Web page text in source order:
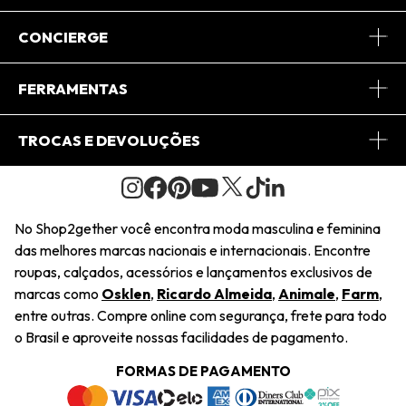
Sobre Nós
Journal
Saiu na Mídia
Sustentabilidade
Navegando
Termos e Condições
CONCIERGE
Central de Relacionamento
Regulamento e Promoções
FERRAMENTAS
Minha Conta
Pedido de Presente
Wishlist
TROCAS E DEVOLUÇÕES
Condições Gerais
Troca Fácil
Restituição de Pagamento
Dúvidas Frequentes
Termos e Condições
No Shop2gether você encontra moda masculina e feminina
das melhores marcas nacionais e internacionais. Encontre
roupas, calçados, acessórios e lançamentos exclusivos de
marcas como Osklen, Ricardo Almeida, Animale, Farm,
entre outras. Compre online com segurança, frete para todo
o Brasil e aproveite nossas facilidades de pagamento.
FORMAS DE PAGAMENTO